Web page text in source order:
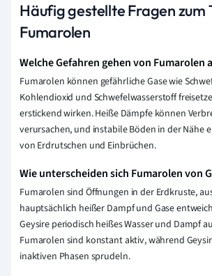
Häufig gestellte Fragen zum
Fumarolen
Welche Gefahren gehen von Fumarolen
Fumarolen können gefährliche Gase wie
Kohlendioxid und Schwefelwasserstoff
erstickend wirken. Heiße Dämpfe können
verursachen, und instabile Böden in der Nähe
von Erdrutschen und Einbrüchen.
Wie unterscheiden sich Fumarolen von
Fumarolen sind Öffnungen in der Erdkruste,
hauptsächlich heißer Dampf und Gase
Geysire periodisch heißes Wasser und Dampf
Fumarolen sind konstant aktiv, während
inaktiven Phasen sprudeln.